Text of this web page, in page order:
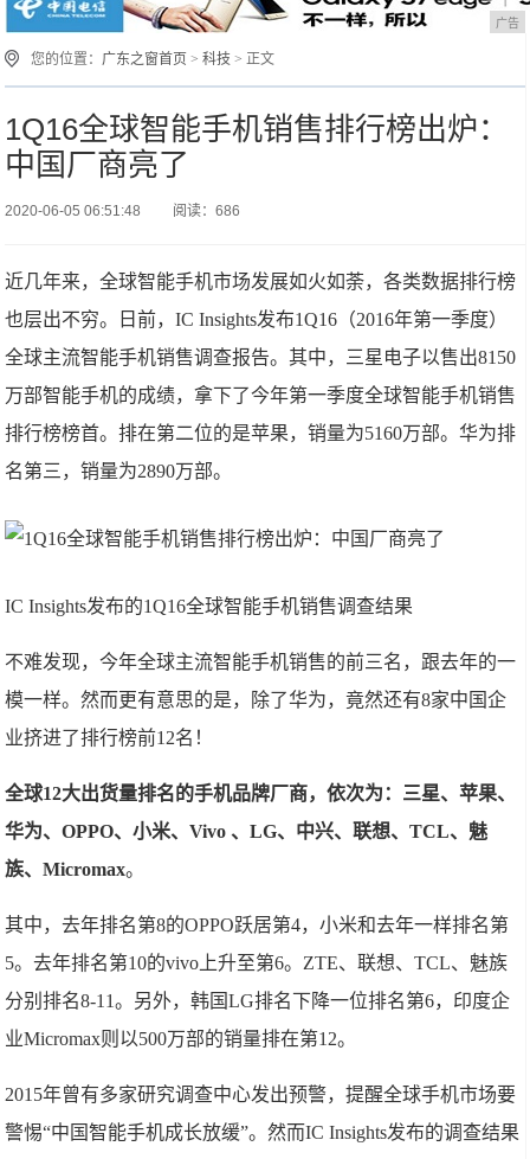
广告
您的位置： 广东之窗首页 >科技 > 正文
1Q16全球智能手机销售排行榜出炉：
中国厂商亮了
2020-06-05 06:51:48 阅读：686
近几年来，全球智能手机市场发展如火如荼，各类数据排行榜
也层出不穷。日前，IC Insights发布1Q16（2016年第一季度）
全球主流智能手机销售调查报告。其中，三星电子以售出8150
万部智能手机的成绩，拿下了今年第一季度全球智能手机销售
排行榜榜首。排在第二位的是苹果，销量为5160万部。华为排
名第三，销量为2890万部。
IC Insights发布的1Q16全球智能手机销售调查结果
不难发现，今年全球主流智能手机销售的前三名，跟去年的一
模一样。然而更有意思的是，除了华为，竟然还有8家中国企
业挤进了排行榜前12名！
全球12大出货量排名的手机品牌厂商，依次为：三星、苹果、
华为、OPPO、小米、Vivo 、LG、中兴、联想、TCL、魅
族、Micromax。
其中，去年排名第8的OPPO跃居第4，小米和去年一样排名第
5。去年排名第10的vivo上升至第6。ZTE、联想、TCL、魅族
分别排名8-11。另外，韩国LG排名下降一位排名第6，印度企
业Micromax则以500万部的销量排在第12。
2015年曾有多家研究调查中心发出预警，提醒全球手机市场要
警惕“中国智能手机成长放缓”。然而IC Insights发布的调查结果